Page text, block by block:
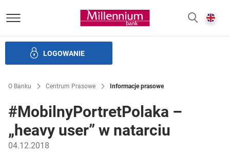
Bank Millennium homepage
LOGOWANIE
O Banku Centrum Prasowe Informacje prasowe
#MobilnyPortretPolaka –
„heavy user” w natarciu
04.12.2018